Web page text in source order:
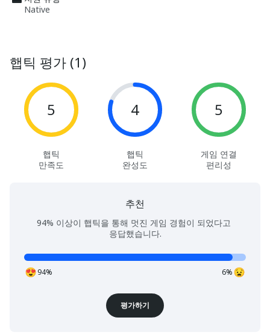
Native
햅틱 평가 (1)
5
햅틱
만족도
4
햅틱
완성도
5
게임 연결
편리성
추천
94% 이상이 햅틱을 통해 멋진 게임 경험이 되었다고
응답했습니다.
94% 6%
평가하기